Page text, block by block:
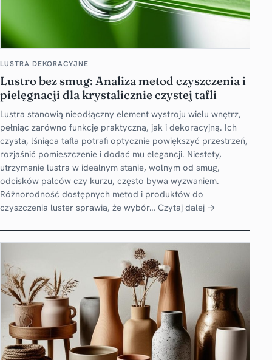
LUSTRA DEKORACYJNE
Lustro bez smug: Analiza metod czyszczenia i
pielęgnacji dla krystalicznie czystej tafli
Lustra stanowią nieodłączny element wystroju wielu wnętrz,
pełniąc zarówno funkcję praktyczną, jak i dekoracyjną. Ich
czysta, lśniąca tafla potrafi optycznie powiększyć przestrzeń,
rozjaśnić pomieszczenie i dodać mu elegancji. Niestety,
utrzymanie lustra w idealnym stanie, wolnym od smug,
odcisków palców czy kurzu, często bywa wyzwaniem.
Różnorodność dostępnych metod i produktów do
czyszczenia luster sprawia, że wybór… Czytaj dalej →